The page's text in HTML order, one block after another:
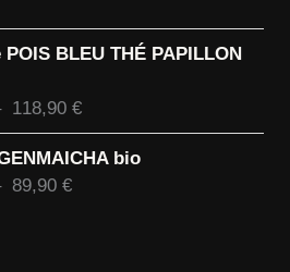
93,90 €
prix :
à
BLEU THÉ PAPILLON
118,90 €Plage
de
prix :bio
89,90 €Plage